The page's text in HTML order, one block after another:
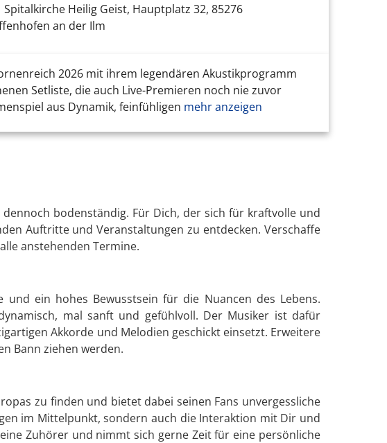
Spitalkirche Heilig Geist, Hauptplatz 32, 85276
an der Ilm
2026 mit ihrem legendären Akustikprogramm
Setliste, die auch Live-Premieren noch nie zuvor
aus Dynamik, feinfühligen mehr anzeigen
bodenständig. Für Dich, der sich für kraftvolle und
Auftritte und Veranstaltungen zu entdecken. Verschaffe
anstehenden Termine.
ein hohes Bewusstsein für die Nuancen des Lebens.
mal sanft und gefühlvoll. Der Musiker ist dafür
Akkorde und Melodien geschickt einsetzt. Erweitere
Bann ziehen werden.
zu finden und bietet dabei seinen Fans unvergessliche
im Mittelpunkt, sondern auch die Interaktion mit Dir und
Zuhörer und nimmt sich gerne Zeit für eine persönliche